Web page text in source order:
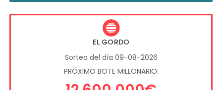
EL GORDO
Sorteo del día 09-08-2026
PRÓXIMO BOTE MILLONARIO: